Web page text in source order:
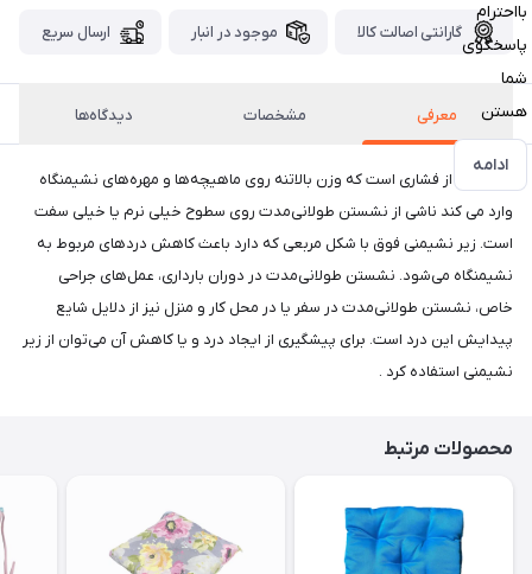
بااحترام
پاسخگوی
شما
هستن
ادامه
گارانتی اصالت کالا موجود در انبار ارسال سریع
معرفی مشخصات دیدگاه‌ها
درد ناشی از فشاری است که وزن بالاتنه روی ماهیچه‌ها و مهره‌های نشیمنگاه
وارد می کند ناشی از نشستن طولانی‌مدت روی سطوح خیلی نرم یا خیلی سفت
است. زیر نشیمنی فوق با شکل مربعی که دارد باعث کاهش دردهای مربوط به
نشیمنگاه می‌شود. نشستن طولانی‌مدت در دوران بارداری، عمل‌های جراحی
خاص، نشستن طولانی‌مدت در سفر یا در محل کار و منزل نیز از دلایل شایع
پیدایش این درد است. برای پیشگیری از ایجاد درد و یا کاهش آن می‌توان از زیر
نشیمنی استفاده کرد .
محصولات مرتبط